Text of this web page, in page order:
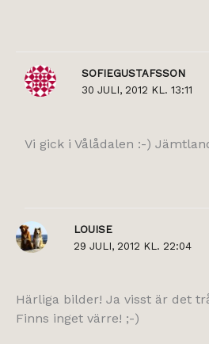
SOFIEGUSTAFSSON
30 JULI, 2012 KL. 13:11
Vi gick i Vålådalen :-)
LOUISE
29 JULI, 2012 KL. 22:04
Härliga bilder! Ja visst är det
Finns inget värre! ;-)